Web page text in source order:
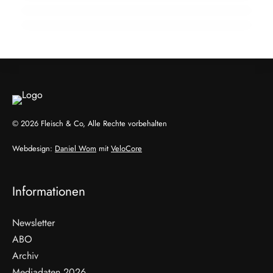
© 2026 Fleisch & Co, Alle Rechte vorbehalten
Webdesign: Daniel Wom mit VeloCore
Informationen
Newsletter
ABO
Archiv